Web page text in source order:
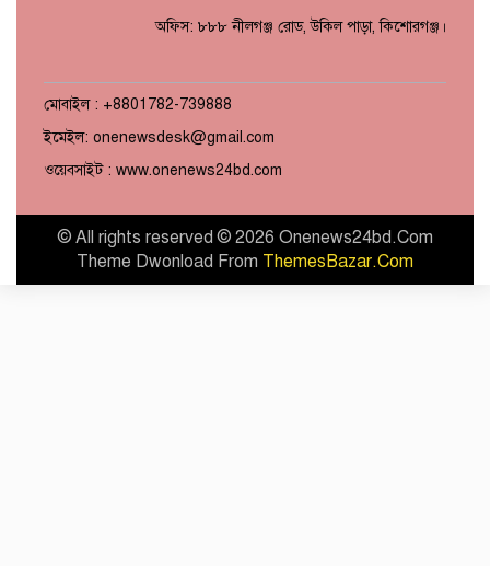
অফিস: ৮৮৮ নীলগঞ্জ রোড, উকিল পাড়া, কিশোরগঞ্জ।
মোবাইল : +8801782-739888
ইমেইল: onenewsdesk@gmail.com
ওয়েবসাইট : www.onenews24bd.com
© All rights reserved © 2026 Onenews24bd.Com
Theme Dwonload From ThemesBazar.Com